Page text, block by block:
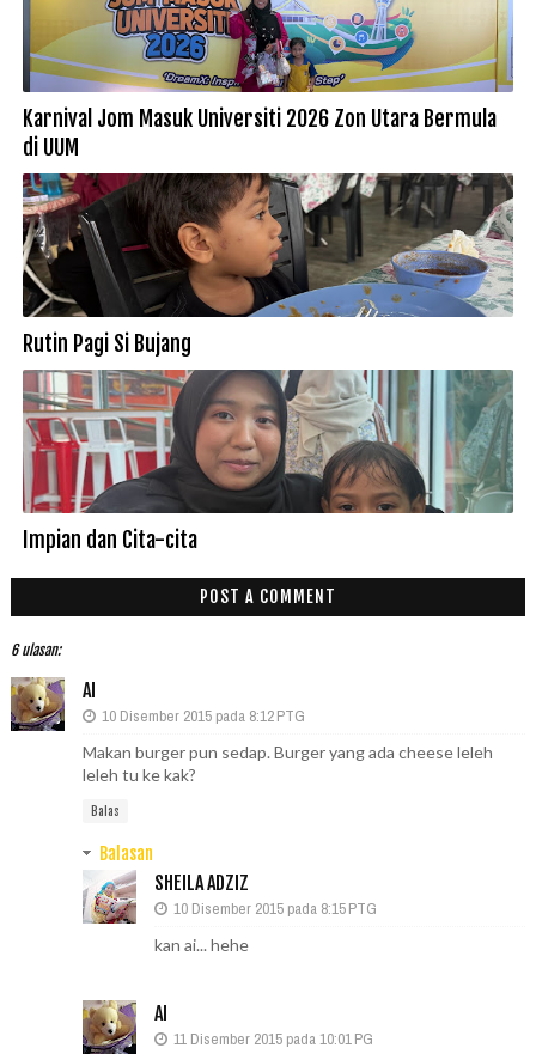
Karnival Jom Masuk Universiti 2026 Zon Utara Bermula
di UUM
Rutin Pagi Si Bujang
Impian dan Cita-cita
POST A COMMENT
6 ulasan:
AI
10 Disember 2015 pada 8:12 PTG
Makan burger pun sedap. Burger yang ada cheese leleh
leleh tu ke kak?
Balas
Balasan
SHEILA ADZIZ
10 Disember 2015 pada 8:15 PTG
kan ai... hehe
AI
11 Disember 2015 pada 10:01 PG